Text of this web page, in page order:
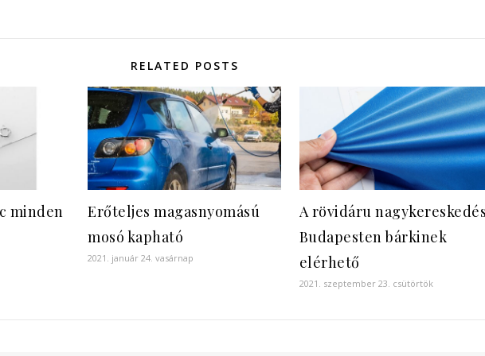
RELATED POSTS
minden
Erőteljes magasnyomású
mosó kapható
2021. január 24. vasárnap
A rövidáru
Budapesten bárkinek
elérhető
2021. szeptember 23. csütörtök